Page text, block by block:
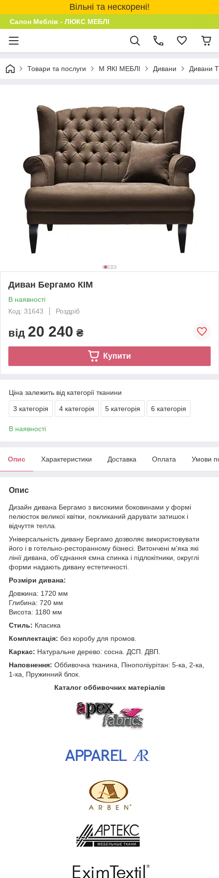
Вільні та нескорені!
Салон Меблів - ЛЮКС МЕБЛІ
Товари та послуги М ЯКІ МЕБЛІ Дивани Дивани
Диван Бергамо КІМ
В наявності
Код: 31643
Роздріб
від 20 240 ₴
Купити
Ціна залежить від категорії тканини
3 категорія 4 категорія 5 категорія 6 категорія
В наявності
Опис Характеристики Доставка Оплата Умови
Опис
Дизайн дивана Бергамо з високими боковинами у формі
пелюсток великої квітки, покликаний дарувати затишок і
відчуття тепла.
Універсальність дивану Бергамо дозволяє використовувати
його і в готельно-ресторанному бізнесі. Витончені м'яка які
лінії дивана, об'єднання ємна спинка і підлокітники, округлі
форми надають дивану естетичності.
Розміри дивана:
Довжина: 1720 мм
Глибина: 720 мм
Висота: 1180 мм
Стиль: Класика
Комплектація: без коробу для промов.
Каркас: Натуральне дерево: сосна. ДСП. ДВП.
Наповнення: Оббивочна тканина, Пінополіурітан: 5-ка, 2-ка,
1-ка, Пружинний блок.
Каталог оббивочних матеріалів